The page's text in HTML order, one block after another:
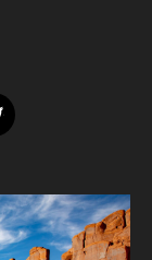
Twitter